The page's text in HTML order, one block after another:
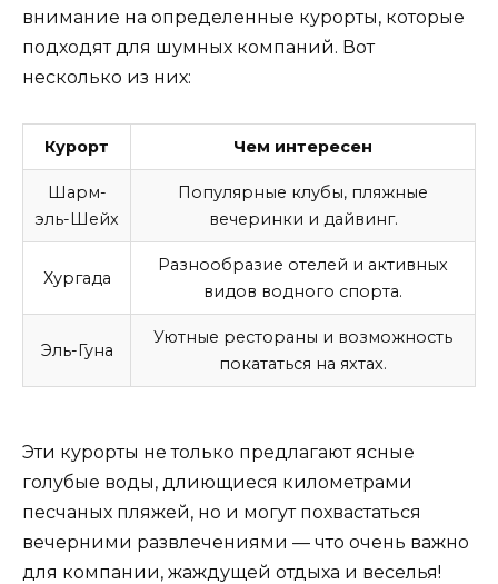
внимание на определенные курорты, которые
подходят для шумных компаний. Вот
несколько из них:
Курорт Чем интересен
Шарм-
эль-Шейх
Популярные клубы, пляжные
вечеринки и дайвинг.
Хургада
Разнообразие отелей и активных
видов водного спорта.
Эль-Гуна
Уютные рестораны и возможность
покататься на яхтах.
Эти курорты не только предлагают ясные
голубые воды, длиющиеся километрами
песчаных пляжей, но и могут похвастаться
вечерними развлечениями — что очень важно
для компании, жаждущей отдыха и веселья!